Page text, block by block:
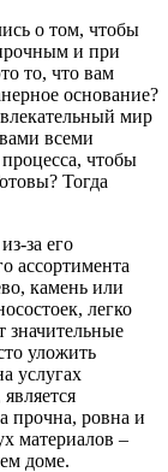
о том, чтобы
и при
то, что вам
основание?
мир
всеми
чтобы
Тогда
за его
ассортимента
камень или
легко
значительные
уложить
услугах
прочна, ровна и
материалов –
доме.